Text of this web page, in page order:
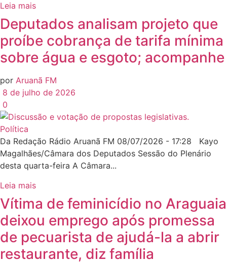
Leia mais
Deputados analisam projeto que
proíbe cobrança de tarifa mínima
sobre água e esgoto; acompanhe
por Aruanã FM
8 de julho de 2026
0
Política
Da Redação Rádio Aruanã FM 08/07/2026 - 17:28 Kayo
Magalhães/Câmara dos Deputados Sessão do Plenário
desta quarta-feira A Câmara...
Leia mais
Vítima de feminicídio no Araguaia
deixou emprego após promessa
de pecuarista de ajudá-la a abrir
restaurante, diz família